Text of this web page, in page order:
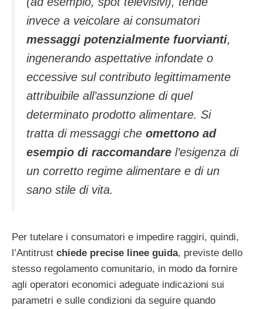
invece a veicolare ai consumatori
messaggi potenzialmente fuorvianti,
ingenerando aspettative infondate o
eccessive sul contributo legittimamente
attribuibile all’assunzione di quel
determinato prodotto alimentare. Si
tratta di messaggi che omettono ad
esempio di raccomandare l’esigenza di
un corretto regime alimentare e di un
sano stile di vita.
Per tutelare i consumatori e impedire raggiri, quindi,
l’Antitrust chiede precise linee guida, previste dello
stesso regolamento comunitario, in modo da fornire
agli operatori economici adeguate indicazioni sui
parametri e sulle condizioni da seguire quando